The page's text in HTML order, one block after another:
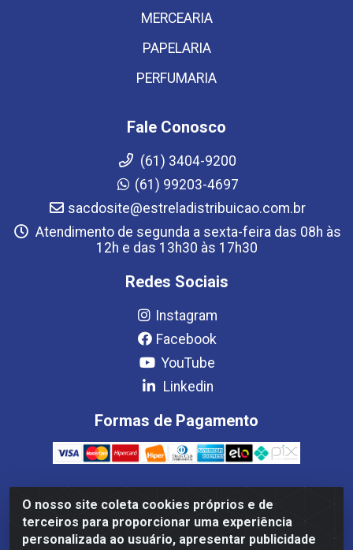
O nosso site coleta cookies próprios e de
terceiros para proporcionar uma experiência
personalizada ao usuário, apresentar publicidade
MERCEARIA
PAPELARIA
PERFUMARIA
Fale Conosco
(61) 3404-9200
(61) 99203-4697
sacdosite@estreladistribuicao.com.br
Atendimento de segunda a sexta-feira das 08h às
12h e das 13h30 às 17h30
Redes Sociais
Instagram
Facebook
YouTube
Linkedin
Formas de Pagamento
Estrela Distribuição LTDA - CNPJ 08.691.096/0001-93 - Setor
Setor de Industria Qi 22 Lt 7, 9, 11, 13, 14 Ao 32, S/NC - Setor